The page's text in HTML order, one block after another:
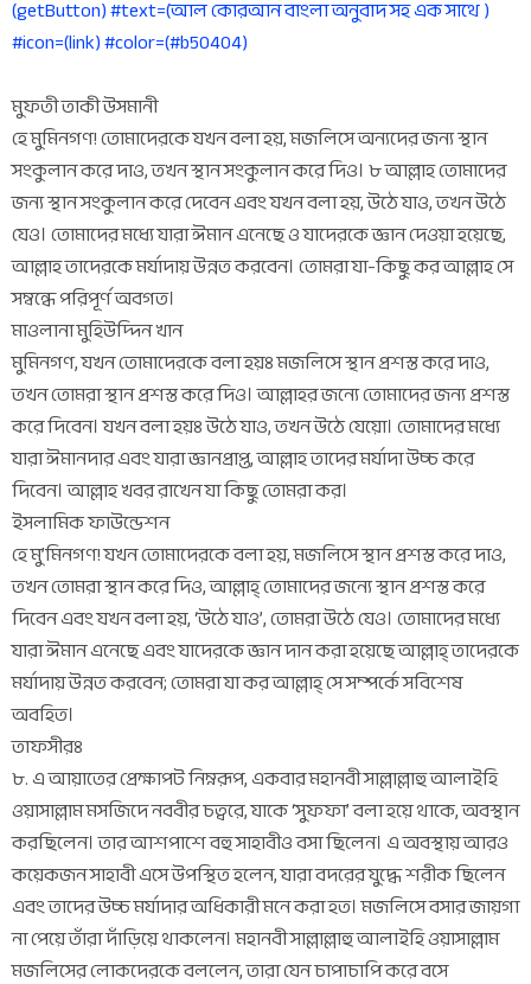
(getButton) #text=(আল কোরআন বাংলা অনুবাদ সহ এক সাথে )
#icon=(link) #color=(#b50404)
মুফতী তাকী উসমানী
হে মুমিনগণ! তোমাদেরকে যখন বলা হয়, মজলিসে অন্যদের জন্য স্থান
সংকুলান করে দাও, তখন স্থান সংকুলান করে দিও। ৮ আল্লাহ তোমাদের
জন্য স্থান সংকুলান করে দেবেন এবং যখন বলা হয়, উঠে যাও, তখন উঠে
যেও। তোমাদের মধ্যে যারা ঈমান এনেছে ও যাদেরকে জ্ঞান দেওয়া হয়েছে,
আল্লাহ তাদেরকে মর্যাদায় উন্নত করবেন। তোমরা যা-কিছু কর আল্লাহ সে
সম্বন্ধে পরিপূর্ণ অবগত।
মাওলানা মুহিউদ্দিন খান
মুমিনগণ, যখন তোমাদেরকে বলা হয়ঃ মজলিসে স্থান প্রশস্ত করে দাও,
তখন তোমরা স্থান প্রশস্ত করে দিও। আল্লাহর জন্যে তোমাদের জন্য প্রশস্ত
করে দিবেন। যখন বলা হয়ঃ উঠে যাও, তখন উঠে যেয়ো। তোমাদের মধ্যে
যারা ঈমানদার এবং যারা জ্ঞানপ্রাপ্ত, আল্লাহ তাদের মর্যাদা উচ্চ করে
দিবেন। আল্লাহ খবর রাখেন যা কিছু তোমরা কর।
ইসলামিক ফাউন্ডেশন
হে মু’মিনগণ! যখন তোমাদেরকে বলা হয়, মজলিসে স্থান প্রশস্ত করে দাও,
তখন তোমরা স্থান করে দিও, আল্লাহ্ তোমাদের জন্যে স্থান প্রশস্ত করে
দিবেন এবং যখন বলা হয়, ‘উঠে যাও’, তোমরা উঠে যেও। তোমাদের মধ্যে
যারা ঈমান এনেছে এবং যাদেরকে জ্ঞান দান করা হয়েছে আল্লাহ্ তাদেরকে
মর্যাদায় উন্নত করবেন; তোমরা যা কর আল্লাহ্ সে সম্পর্কে সবিশেষ
অবহিত।
তাফসীরঃ
৮. এ আয়াতের প্রেক্ষাপট নিম্নরূপ, একবার মহানবী সাল্লাল্লাহু আলাইহি
ওয়াসাল্লাম মসজিদে নববীর চত্বরে, যাকে ‘সুফফা’ বলা হয়ে থাকে, অবস্থান
করছিলেন। তার আশপাশে বহু সাহাবীও বসা ছিলেন। এ অবস্থায় আরও
কয়েকজন সাহাবী এসে উপস্থিত হলেন, যারা বদরের যুদ্ধে শরীক ছিলেন
এবং তাদের উচ্চ মর্যাদার অধিকারী মনে করা হত। মজলিসে বসার জায়গা
না পেয়ে তাঁরা দাঁড়িয়ে থাকলেন। মহানবী সাল্লাল্লাহু আলাইহি ওয়াসাল্লাম
মজলিসের লোকদেরকে বললেন, তারা যেন চাপাচাপি করে বসে